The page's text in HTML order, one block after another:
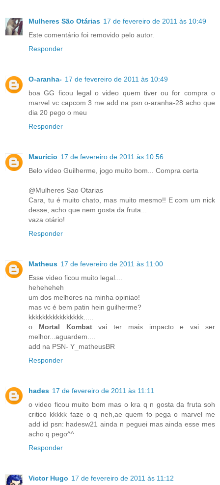
Mulheres São Otárias 17 de fevereiro de 2011 às 10:49
Este comentário foi removido pelo autor.
Responder
O-aranha- 17 de fevereiro de 2011 às 10:49
boa GG ficou legal o video quem tiver ou for compra o
marvel vc capcom 3 me add na psn o-aranha-28 acho que
dia 20 pego o meu
Responder
Maurício 17 de fevereiro de 2011 às 10:56
Belo vídeo Guilherme, jogo muito bom... Compra certa
@Mulheres Sao Otarias
Cara, tu é muito chato, mas muito mesmo!! E com um nick
desse, acho que nem gosta da fruta...
vaza otário!
Responder
Matheus 17 de fevereiro de 2011 às 11:00
Esse video ficou muito legal....
heheheheh
um dos melhores na minha opiniao!
mas vc é bem patin hein guilherme?
kkkkkkkkkkkkkkkk.....
o Mortal Kombatvai ter mais impacto e vai ser
melhor...aguardem....
add na PSN- Y_matheusBR
Responder
hades 17 de fevereiro de 2011 às 11:11
o video ficou muito bom mas o kra q n gosta da fruta soh
critico kkkkk faze o q neh,ae quem fo pega o marvel me
add id psn: hadesw21 ainda n peguei mas ainda esse mes
acho q pego^^
Responder
Victor Hugo 17 de fevereiro de 2011 às 11:12